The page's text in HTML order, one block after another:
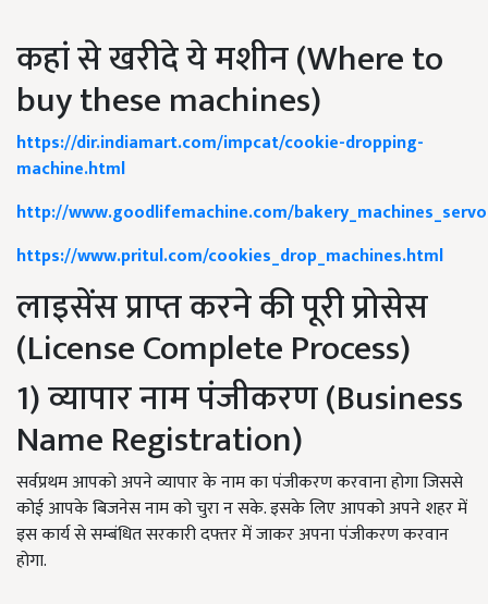
कहां से खरीदे ये मशीन (Where to
buy these machines)
https://dir.indiamart.com/impcat/cookie-dropping-
machine.html
http://www.goodlifemachine.com/
https://www.pritul.com/cookies_drop_machines.html
लाइसेंस प्राप्त करने की पूरी प्रोसेस
(License Complete Process)
1) व्यापार नाम पंजीकरण (Business
Name Registration)
सर्वप्रथम आपको अपने व्यापार के नाम का पंजीकरण करवाना होगा जिससे
कोई आपके बिजनेस नाम को चुरा न सके. इसके लिए आपको अपने शहर में
इस कार्य से सम्बंधित सरकारी दफ्तर में जाकर अपना पंजीकरण करवान
होगा.